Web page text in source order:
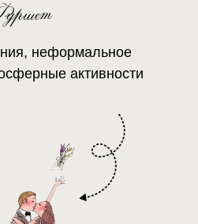
неформальное
активности